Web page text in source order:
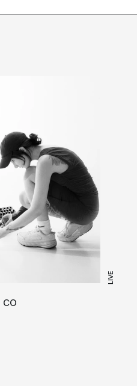
LIVE
CO